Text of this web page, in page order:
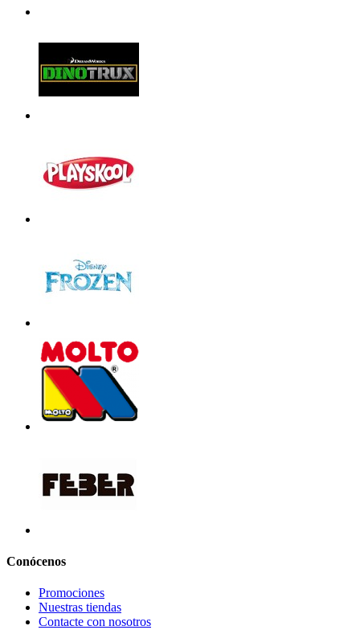
Conócenos
Promociones
Nuestras tiendas
Contacte con nosotros